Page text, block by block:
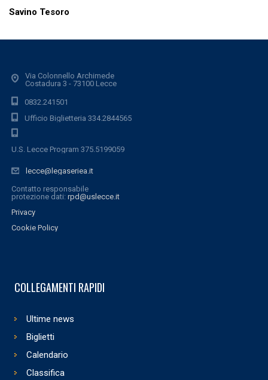
Savino Tesoro
Via Colonnello Archimede
Costadura 3 - 73100 Lecce
0832.241501
Ufficio Biglietteria 334.2844565
U.S. Lecce Program 375.5199059
lecce@legaseriea.it
Contatto responsabile
protezione dati: rpd@uslecce.it
Privacy
Cookie Policy
COLLEGAMENTI RAPIDI
Ultime news
Biglietti
Calendario
Classifica